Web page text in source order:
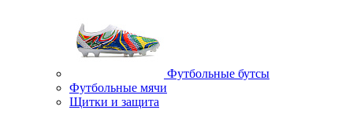
Футбольные бутсы
Футбольные мячи
Щитки и защита